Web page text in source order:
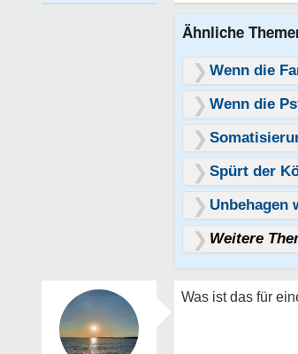
Ähnliche
Wenn die
Wenn die
Spürt der
Unbehagen
Weitere
Was ist das für